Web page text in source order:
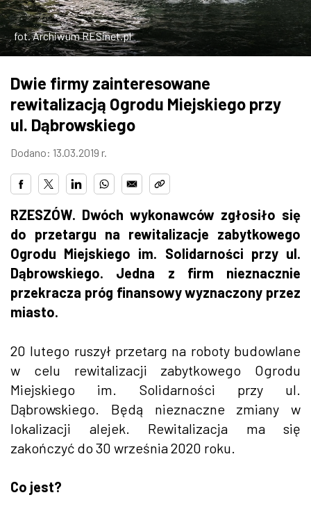
ZDJĘCIA
W RZESZOWIE
fot. Archiwum RESinet.pl
Dwie firmy zainteresowane
rewitalizacją Ogrodu Miejskiego przy
ul. Dąbrowskiego
Dodano: 13.03.2019 r.
RZESZÓW. Dwóch wykonawców zgłosiło się
do przetargu na rewitalizacje zabytkowego
Ogrodu Miejskiego im. Solidarności przy ul.
Dąbrowskiego. Jedna z firm nieznacznie
przekracza próg finansowy wyznaczony przez
miasto.
20 lutego ruszył przetarg na roboty budowlane
w celu rewitalizacji zabytkowego Ogrodu
Miejskiego im. Solidarności przy ul.
Dąbrowskiego. Będą nieznaczne zmiany w
lokalizacji alejek. Rewitalizacja ma się
zakończyć do 30 września 2020 roku.
Co jest?